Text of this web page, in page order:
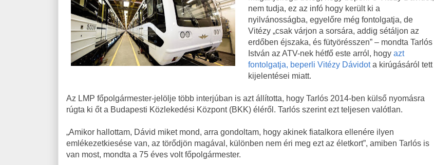
nem tudja, ez az infó hogy került ki a
nyilvánosságba, egyelőre még fontolgatja, de
Vitézy „csak várjon a sorsára, addig sétáljon az
erdőben éjszaka, és fütyörésszen” – mondta Tarlós
István az ATV-nek hétfő este arról, hogy azt
fontolgatja, beperli Vitézy Dávidota kirúgásáról tett
kijelentései miatt.
Az LMP főpolgármester-jelölje több interjúban is azt állította, hogy Tarlós 2014-ben külső nyomásra
rúgta ki őt a Budapesti Közlekedési Központ (BKK) éléről. Tarlós szerint ezt teljesen valótlan.
„Amikor hallottam, Dávid miket mond, arra gondoltam, hogy akinek fiatalkora ellenére ilyen
emlékezetkiesése van, az törődjön magával, különben nem éri meg ezt az életkort”, amiben Tarlós is
van most, mondta a 75 éves volt főpolgármester.